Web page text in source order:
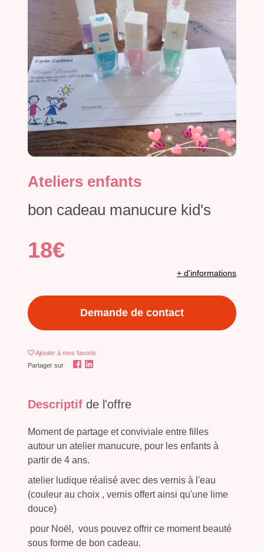
Ateliers enfants
bon cadeau manucure kid's
18€
+ d'informations
Demande de contact
Ajouter à mes favoris
Partager sur
Descriptif de l'offre
Moment de partage et conviviale entre filles
autour un atelier manucure, pour les enfants à
partir de 4 ans.
atelier ludique réalisé avec des vernis à l'eau
(couleur au choix , vernis offert ainsi qu'une lime
douce)
pour Noël, vous pouvez offrir ce moment beauté
sous forme de bon cadeau.